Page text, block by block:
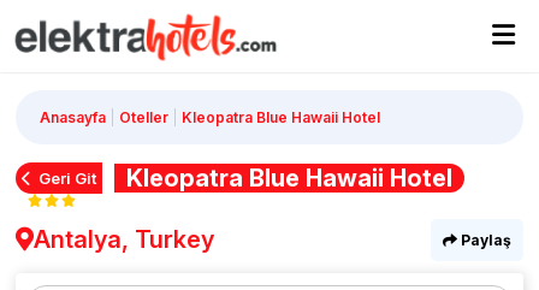
Anasayfa Oteller Kleopatra Blue Hawaii Hotel
Geri Git Kleopatra Blue Hawaii Hotel
Antalya, Turkey Paylaş